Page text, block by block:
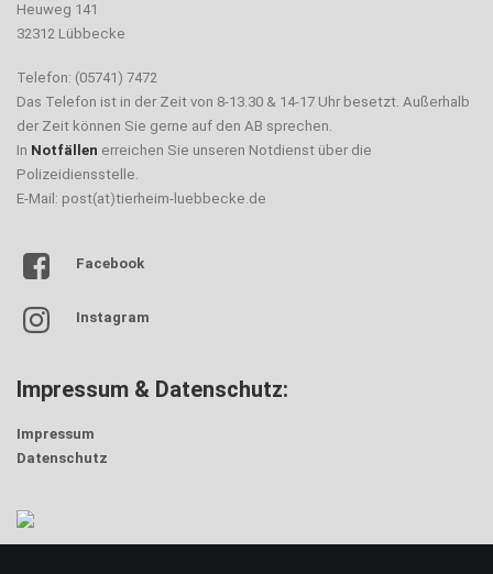
Heuweg 141
32312 Lübbecke
Telefon: (05741) 7472
Das Telefon ist in der Zeit von 8-13.30 & 14-17 Uhr besetzt. Außerhalb
der Zeit können Sie gerne auf den AB sprechen.
In Notfällen erreichen Sie unseren Notdienst über die
Polizeidiensstelle.
E-Mail: post(at)tierheim-luebbecke.de
Facebook
Instagram
Impressum & Datenschutz:
Impressum
Datenschutz